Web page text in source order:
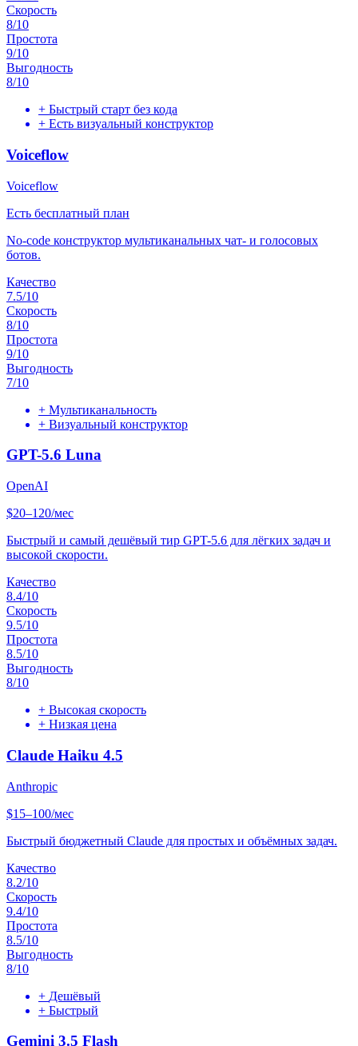
Скорость
8/10
Простота
9/10
Выгодность
8/10
+ Быстрый старт без кода
+ Есть визуальный конструктор
Voiceflow
Voiceflow
Есть бесплатный план
No-code конструктор мультиканальных чат- и голосовых
ботов.
Качество
7.5/10
Скорость
8/10
Простота
9/10
Выгодность
7/10
+ Мультиканальность
+ Визуальный конструктор
GPT-5.6 Luna
OpenAI
$20–120/мес
Быстрый и самый дешёвый тир GPT-5.6 для лёгких задач и
высокой скорости.
Качество
8.4/10
Скорость
9.5/10
Простота
8.5/10
Выгодность
8/10
+ Высокая скорость
+ Низкая цена
Claude Haiku 4.5
Anthropic
$15–100/мес
Быстрый бюджетный Claude для простых и объёмных задач.
Качество
8.2/10
Скорость
9.4/10
Простота
8.5/10
Выгодность
8/10
+ Дешёвый
+ Быстрый
Gemini 3.5 Flash